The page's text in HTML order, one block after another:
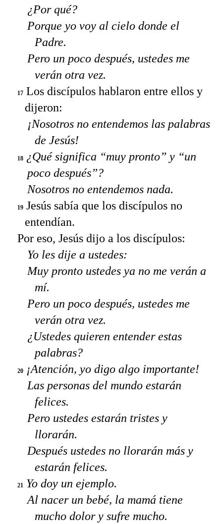
¿Por qué?
Porque yo voy al cielo donde el
Padre.
Pero un poco después, ustedes me
verán otra vez.
17 Los discípulos hablaron entre ellos y
dijeron:
¡Nosotros no entendemos las palabras
de Jesús!
18 ¿Qué significa “muy pronto” y “un
poco después”?
Nosotros no entendemos nada.
19 Jesús sabía que los discípulos no
entendían.
Por eso, Jesús dijo a los discípulos:
Yo les dije a ustedes:
Muy pronto ustedes ya no me verán a
mí.
Pero un poco después, ustedes me
verán otra vez.
¿Ustedes quieren entender estas
palabras?
20
¡Atención, yo digo algo importante!
Las personas del mundo estarán
felices.
Pero ustedes estarán tristes y
llorarán.
Después ustedes no llorarán más y
estarán felices.
21
Yo doy un ejemplo.
Al nacer un bebé, la mamá tiene
mucho dolor y sufre mucho.